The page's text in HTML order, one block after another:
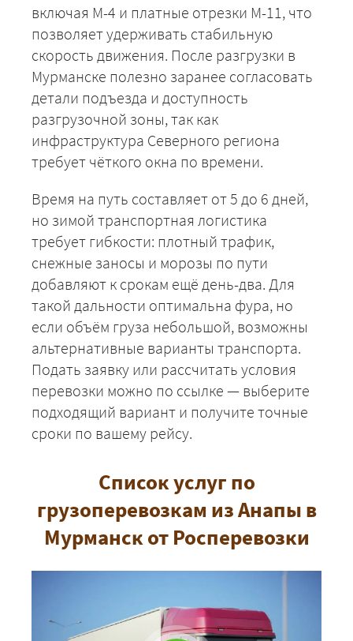
включая М-4 и платные отрезки М-11, что
позволяет удерживать стабильную
скорость движения. После разгрузки в
Мурманске полезно заранее согласовать
детали подъезда и доступность
разгрузочной зоны, так как
инфраструктура Северного региона
требует чёткого окна по времени.
Время на путь составляет от 5 до 6 дней,
но зимой транспортная логистика
требует гибкости: плотный трафик,
снежные заносы и морозы по пути
добавляют к срокам ещё день-два. Для
такой дальности оптимальна фура, но
если объём груза небольшой, возможны
альтернативные варианты транспорта.
Подать заявку или рассчитать условия
перевозки можно по ссылке — выберите
подходящий вариант и получите точные
сроки по вашему рейсу.
Список услуг по
грузоперевозкам из Анапы в
Мурманск от Росперевозки
+7 (499) 520-05-23
ЗАКАЗАТЬ